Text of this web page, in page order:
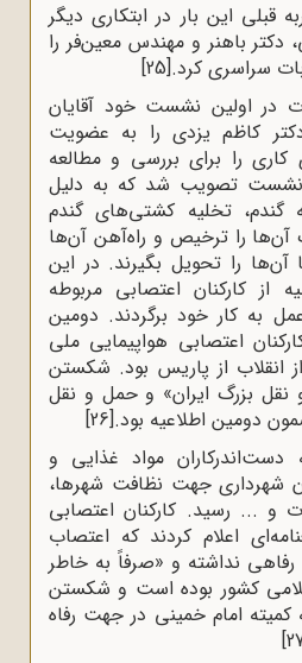
قبلی این بار در ابتکاری دیگر
باهنر و مهندس معین‌فر را
سراسری کرد.[25]
در اولین نشست خود آقایان‌
کاظم‌ یزدی‌ را به‌ عضویت‌
را برای‌ بررسی‌ و مطالعه‌
تصویب‌ شد که‌ به‌ دلیل‌
گندم‌، تخلیه‌ کشتی‌های‌ گندم‌
آن‌ها را ترخیص‌ و راه‌آهن‌ آن‌ها
را تحویل‌ بگیرند. در این‌
از کارکنان ‌اعتصابی‌ مربوطه‌
به‌ کار خود برگردند. دومین‌
اعتصابی‌ هواپیمایی‌ ملی‌
انقلاب‌ از پاریس‌ بود. شکستن
بزرگ‌ ایران‌» و حمل‌ و نقل‌
دومین اطلاعیه بود.[26]
مواد غذایی‌ و
شهرداری‌ جهت‌ نظافت‌ شهرها،
و ... رسید. کارکنان‌ اعتصابی
اعلام ‌کردند که‌ اعتصاب‌
نداشته‌ و «صرفاً به‌ خاطر
کشور بوده‌ است‌ و شکستن‌
کمیته‌‌ امام ‌خمینی‌ در جهت‌ رفاه‌